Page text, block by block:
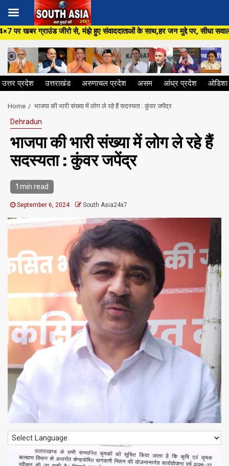
Skip
to
content
से, मंझे हुए संवाददाताओं के साथ,हर जन मुद्दे पर, सीधा सवाल सरकार से
उत्तर प्रदेश उत्तराखंड अरुणाचल प्रदेश असम आंध्र प्रदेश ओडिशा
Home भाजपा की भारी संख्या में लोग ले रहे हैं सदस्यता : कुंवर जपेंद्र
Dehradun
भाजपा की भारी संख्या में लोग ले रहे हैं
सदस्यता : कुंवर जपेंद्र
1 min read
September 6, 2024 South Asia24x7